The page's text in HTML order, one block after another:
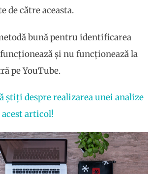
de către aceasta.
bună pentru identificarea
și nu funcționează la
pe YouTube.
știți despre realizarea unei analize
acest articol!